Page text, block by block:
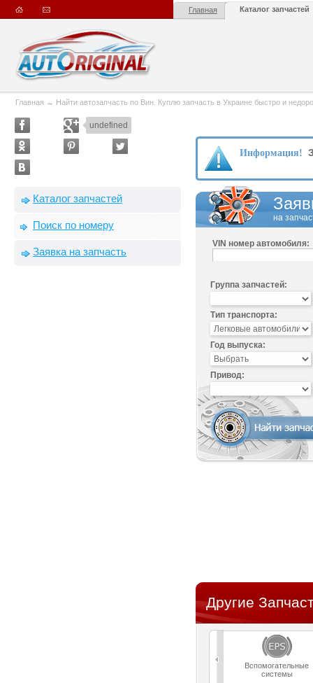
Главная Каталог запчастей
Главная → Найти автозапчасть по Вин. Куплю запчасть в Украине быстро и
undefined
Каталог запчастей
Поиск по номеру
Заявка на запчасть
Информация!
на
VIN номер автомобиля:
Группа запчастей:
Тип транспорта:
Год выпуска:
Привод:
Другие
Вспомогательные
системы